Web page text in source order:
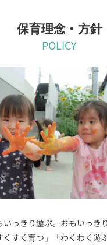
保育理念・方針
POLICY
いっきり遊ぶ。おもいっき
くすく育つ」「わくわく遊